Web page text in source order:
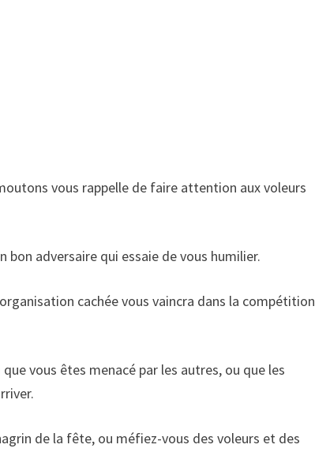
vous rappelle de faire attention aux voleurs
bon adversaire qui essaie de vous humilier.
cachée vous vaincra dans la compétition
vous êtes menacé par les autres, ou que les
de la fête, ou méfiez-vous des voleurs et des